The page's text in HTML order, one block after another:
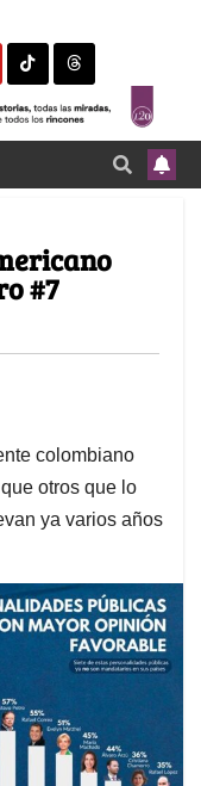
#7
colombiano
otros que lo
ya varios años